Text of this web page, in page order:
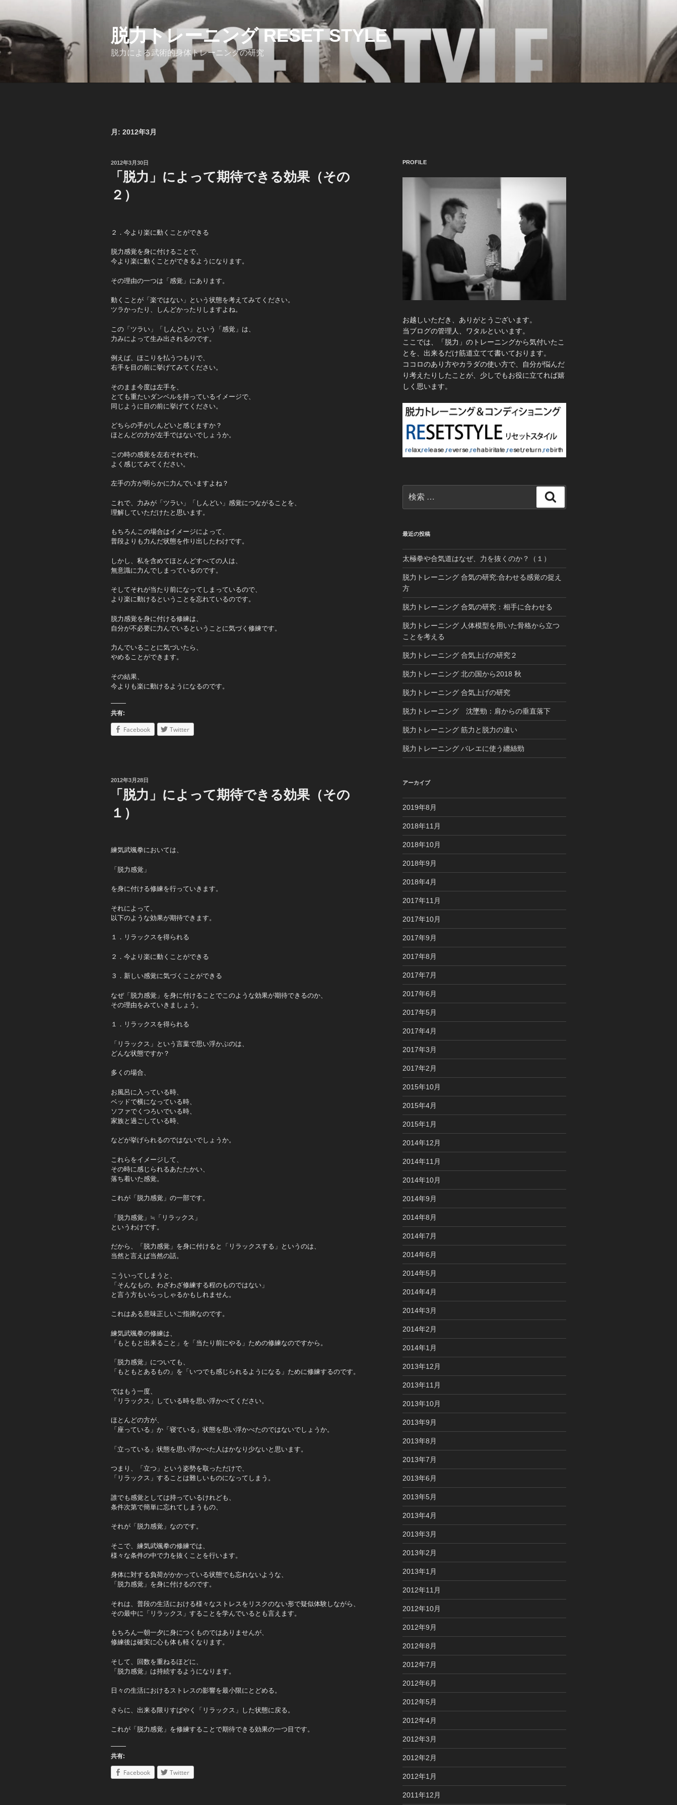
ン
テ
ン
ツ
脱力トレーニング RESET STYLE
脱力による武術的身体トレーニングの研究
月: 2012年3月
投
日:
2012年3月30日
「脱力」によって期待できる効果（その
２）
２．今より楽に動くことができる
脱力感覚を身に付けることで、
今より楽に動くことができるようになります。
その理由の一つは「感覚」にあります。
動くことが「楽ではない」という状態を考えてみてください。
ツラかったり、しんどかったりしますよね。
この「ツラい」「しんどい」という「感覚」は、
力みによって生み出されるのです。
例えば、ほこりを払うつもりで、
右手を目の前に挙げてみてください。
そのまま今度は左手を、
とても重たいダンベルを持っているイメージで、
同じように目の前に挙げてください。
どちらの手がしんどいと感じますか？
ほとんどの方が左手ではないでしょうか。
この時の感覚を左右それぞれ、
よく感じてみてください。
左手の方が明らかに力んでいますよね？
これで、力みが「ツラい」「しんどい」感覚につながることを、
理解していただけたと思います。
もちろんこの場合はイメージによって、
普段よりも力んだ状態を作り出したわけです。
しかし、私を含めてほとんどすべての人は、
無意識に力んでしまっているのです。
そしてそれが当たり前になってしまっているので、
より楽に動けるということを忘れているのです。
脱力感覚を身に付ける修練は、
自分が不必要に力んでいるということに気づく修練です。
力んでいることに気づいたら、
やめることができます。
その結果、
今よりも楽に動けるようになるのです。
共有:
Facebook Twitter
投
日:
2012年3月28日
「脱力」によって期待できる効果（その
１）
練気武颯拳においては、
「脱力感覚」
を身に付ける修練を行っていきます。
それによって、
以下のような効果が期待できます。
１．リラックスを得られる
２．今より楽に動くことができる
３．新しい感覚に気づくことができる
なぜ「脱力感覚」を身に付けることでこのような効果が期待できるのか、
その理由をみていきましょう。
１．リラックスを得られる
「リラックス」という言葉で思い浮かぶのは、
どんな状態ですか？
多くの場合、
お風呂に入っている時、
ベッドで横になっている時、
ソファでくつろいでいる時、
家族と過ごしている時、
などが挙げられるのではないでしょうか。
これらをイメージして、
その時に感じられるあたたかい、
落ち着いた感覚。
これが「脱力感覚」の一部です。
「脱力感覚」≒「リラックス」
というわけです。
だから、「脱力感覚」を身に付けると「リラックスする」というのは、
当然と言えば当然の話。
こういってしまうと、
「そんなもの、わざわざ修練する程のものではない」
と言う方もいらっしゃるかもしれません。
これはある意味正しいご指摘なのです。
練気武颯拳の修練は、
「もともと出来ること」を「当たり前にやる」ための修練なのですから。
「脱力感覚」についても、
「もともとあるもの」を「いつでも感じられるようになる」ために修練するのです。
ではもう一度、
「リラックス」している時を思い浮かべてください。
ほとんどの方が、
「座っている」か「寝ている」状態を思い浮かべたのではないでしょうか。
「立っている」状態を思い浮かべた人はかなり少ないと思います。
つまり、「立つ」という姿勢を取っただけで、
「リラックス」することは難しいものになってしまう。
誰でも感覚としては持っているけれども、
条件次第で簡単に忘れてしまうもの、
それが「脱力感覚」なのです。
そこで、練気武颯拳の修練では、
様々な条件の中で力を抜くことを行います。
身体に対する負荷がかかっている状態でも忘れないような、
「脱力感覚」を身に付けるのです。
それは、普段の生活における様々なストレスをリスクのない形で疑似体験しながら、
その最中に「リラックス」することを学んでいるとも言えます。
もちろん一朝一夕に身につくものではありませんが、
修練後は確実に心も体も軽くなります。
そして、回数を重ねるほどに、
「脱力感覚」は持続するようになります。
日々の生活におけるストレスの影響を最小限にとどめる。
さらに、出来る限りすばやく「リラックス」した状態に戻る。
これが「脱力感覚」を修練することで期待できる効果の一つ目です。
共有:
Facebook Twitter
PROFILE
お越しいただき、ありがとうございます。
当ブログの管理人、ワタルといいます。
ここでは、「脱力」のトレーニングから気付いたこ
とを、出来るだけ筋道立てて書いております。
ココロのあり方やカラダの使い方で、自分が悩んだ
り考えたりしたことが、少しでもお役に立てれば嬉
しく思います。
索:
索
最近の投稿
太極拳や合気道はなぜ、力を抜くのか？（１）
脱力トレーニング 合気の研究:合わせる感覚の捉え
方
脱力トレーニング 合気の研究：相手に合わせる
脱力トレーニング 人体模型を用いた骨格から立つ
ことを考える
脱力トレーニング 合気上げの研究２
脱力トレーニング 北の国から2018 秋
脱力トレーニング 合気上げの研究
脱力トレーニング 沈墜勁：肩からの垂直落下
脱力トレーニング 筋力と脱力の違い
脱力トレーニング バレエに使う纏絲勁
アーカイブ
2019年8月
2018年11月
2018年10月
2018年9月
2018年4月
2017年11月
2017年10月
2017年9月
2017年8月
2017年7月
2017年6月
2017年5月
2017年4月
2017年3月
2017年2月
2015年10月
2015年4月
2015年1月
2014年12月
2014年11月
2014年10月
2014年9月
2014年8月
2014年7月
2014年6月
2014年5月
2014年4月
2014年3月
2014年2月
2014年1月
2013年12月
2013年11月
2013年10月
2013年9月
2013年8月
2013年7月
2013年6月
2013年5月
2013年4月
2013年3月
2013年2月
2013年1月
2012年11月
2012年10月
2012年9月
2012年8月
2012年7月
2012年6月
2012年5月
2012年4月
2012年3月
2012年2月
2012年1月
2011年12月